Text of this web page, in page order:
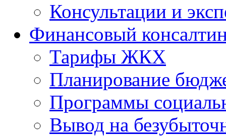
Консультации и
Финансовый
Тарифы ЖКХ
Планирование
Программы
Вывод на